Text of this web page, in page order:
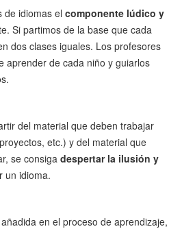
de idiomas el componente lúdico y
Si partimos de la base que cada
dos clases iguales. Los profesores
aprender de cada niño y guiarlos
del material que deben trabajar
etc.) y del material que
se consiga despertar la ilusión y
un idioma.
en el proceso de aprendizaje,